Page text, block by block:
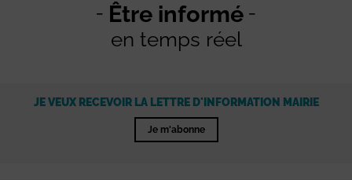
Être informé
en temps réel
JE VEUX RECEVOIR LA LETTRE D'INFORMATION MAIRIE
Je m'abonne